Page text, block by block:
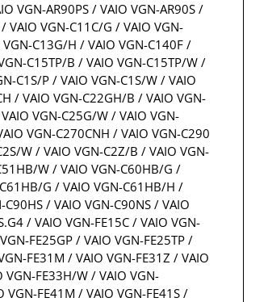
VGN-AR90PS / VAIO VGN-AR90S /
VAIO VGN-C11C/G / VAIO VGN-
C13G/H / VAIO VGN-C140F /
C15TP/B / VAIO VGN-C15TP/W /
C1S/P / VAIO VGN-C1S/W / VAIO
/ VAIO VGN-C22GH/B / VAIO VGN-
VGN-C25G/W / VAIO VGN-
VGN-C270CNH / VAIO VGN-C290
W / VAIO VGN-C2Z/B / VAIO VGN-
W / VAIO VGN-C60HB/G /
G / VAIO VGN-C61HB/H /
/ VAIO VGN-C90NS / VAIO
/ VAIO VGN-FE15C / VAIO VGN-
FE25GP / VAIO VGN-FE25TP /
FE31M / VAIO VGN-FE31Z / VAIO
VGN-FE33H/W / VAIO VGN-
VGN-FE41M / VAIO VGN-FE41S /